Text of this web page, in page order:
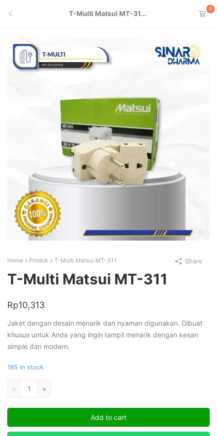
T-Multi Matsui MT-31...
0
Home » Produk » T-Multi Matsui MT-311
T-Multi Matsui MT-311
Rp10,313
Jaket dengan desain menarik dan nyaman digunakan. Dibuat
khusus untuk Anda yang ingin tampil menarik dengan kesan
simple dan modern.
185 in stock
-
Matsui
311
+
Add to cart
Share